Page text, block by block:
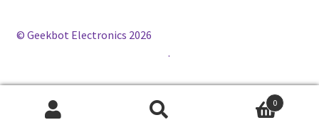
© Geekbot Electronics 2026
.
0